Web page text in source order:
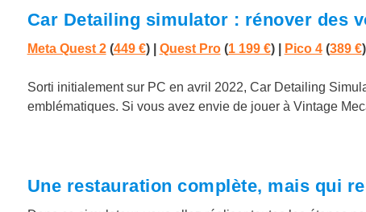
Car Detailing simulator : rénover des
Meta Quest 2(449 €) | Quest Pro(1 199 €) Pico 4(389 €
Sorti initialement sur PC en avril 2022, Car Detailing
emblématiques. Si vous avez envie de jouer à Vintage
Une restauration complète, mais qui